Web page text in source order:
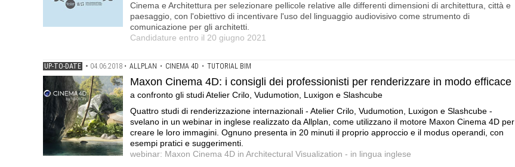
Cinema e Architettura per selezionare pellicole relative alle differenti dimensioni di architettura, città e
paesaggio, con l'obiettivo di incentivare l'uso del linguaggio audiovisivo come strumento di
comunicazione per gli architetti.
Candidature entro il 20 giugno 2021
UP-TO-DATE • 04.06.2018 • ALLPLAN • CINEMA 4D • TUTORIAL BIM
Maxon Cinema 4D: i consigli dei professionisti per renderizzare in modo efficace
a confronto gli studi Atelier Crilo, Vudumotion, Luxigon e Slashcube
Quattro studi di renderizzazione internazionali - Atelier Crilo, Vudumotion, Luxigon e Slashcube -
svelano in un webinar in inglese realizzato da Allplan, come utilizzano il motore Maxon Cinema 4D per
creare le loro immagini. Ognuno presenta in 20 minuti il proprio approccio e il modus operandi, con
esempi pratici e suggerimenti.
webinar: Maxon Cinema 4D in Architectural Visualization - in lingua inglese